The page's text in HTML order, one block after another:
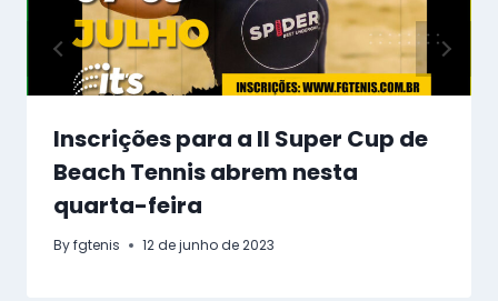
Inscrições para a II Super Cup de
Beach Tennis abrem nesta
quarta-feira
Byfgtenis 12 de junho de 2023